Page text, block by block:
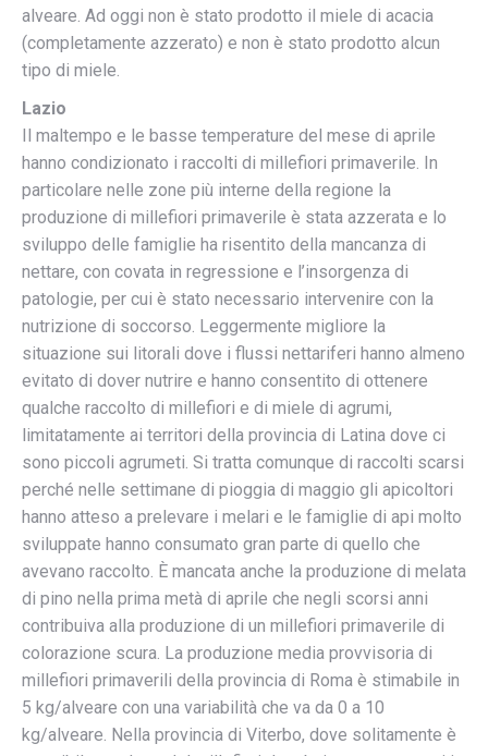
alveare. Ad oggi non è stato prodotto il miele di acacia
(completamente azzerato) e non è stato prodotto alcun
tipo di miele.
Lazio
Il maltempo e le basse temperature del mese di aprile
hanno condizionato i raccolti di millefiori primaverile. In
particolare nelle zone più interne della regione la
produzione di millefiori primaverile è stata azzerata e lo
sviluppo delle famiglie ha risentito della mancanza di
nettare, con covata in regressione e l’insorgenza di
patologie, per cui è stato necessario intervenire con la
nutrizione di soccorso. Leggermente migliore la
situazione sui litorali dove i flussi nettariferi hanno almeno
evitato di dover nutrire e hanno consentito di ottenere
qualche raccolto di millefiori e di miele di agrumi,
limitatamente ai territori della provincia di Latina dove ci
sono piccoli agrumeti. Si tratta comunque di raccolti scarsi
perché nelle settimane di pioggia di maggio gli apicoltori
hanno atteso a prelevare i melari e le famiglie di api molto
sviluppate hanno consumato gran parte di quello che
avevano raccolto. È mancata anche la produzione di melata
di pino nella prima metà di aprile che negli scorsi anni
contribuiva alla produzione di un millefiori primaverile di
colorazione scura. La produzione media provvisoria di
millefiori primaverili della provincia di Roma è stimabile in
5 kg/alveare con una variabilità che va da 0 a 10
kg/alveare. Nella provincia di Viterbo, dove solitamente è